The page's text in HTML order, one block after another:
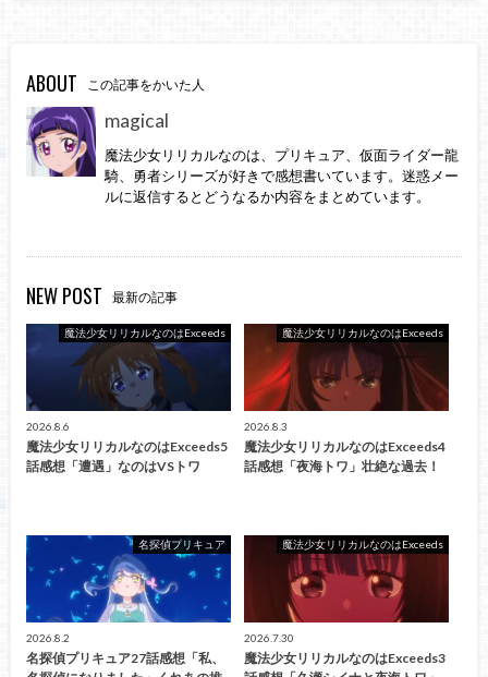
ABOUT この記事をかいた人
magical
魔法少女リリカルなのは、プリキュア、仮面ライダー龍
騎、勇者シリーズが好きで感想書いています。迷惑メー
ルに返信するとどうなるか内容をまとめています。
NEW POST 最新の記事
魔法少女リリカルなのはExceeds
2026.8.6
魔法少女リリカルなのはExceeds5
話感想「遭遇」なのはVSトワ
魔法少女リリカルなのはExceeds
2026.8.3
魔法少女リリカルなのはExceeds4
話感想「夜海トワ」壮絶な過去！
名探偵プリキュア
2026.8.2
名探偵プリキュア27話感想「私、
魔法少女リリカルなのはExceeds
2026.7.30
魔法少女リリカルなのはExceeds3